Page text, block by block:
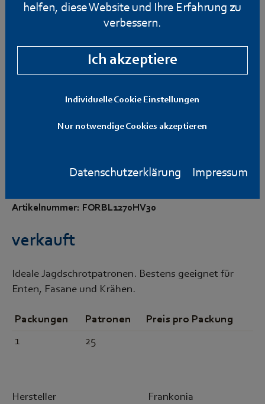
helfen, diese Website und Ihre Erfahrung zu
verbessern.
Ich akzeptiere
Individuelle Cookie Einstellungen
Nur notwendige Cookies akzeptieren
Datenschutzerklärung Impressum
(3,0mm) 36g
Artikelnummer: FORBL1270HV30
verkauft
Ideale Jagdschrotpatronen. Bestens geeignet für
Enten, Fasane und Krähen.
Packungen Patronen
Preis pro Packung
1
25
Hersteller Frankonia